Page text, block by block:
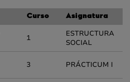
Curso Asignatura
1
ESTRUCTURA
SOCIAL
3 PRÁCTICUM I